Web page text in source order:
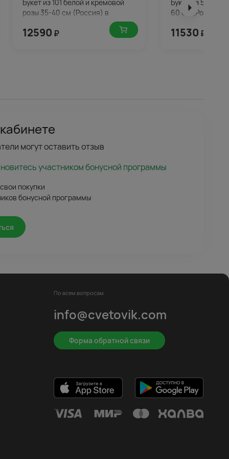
Букет из 101 белой и кремовой
розы 35-40 см (Россия) в
12590 ₽
Букет из 51
60 см (Россия)
11530 ₽
могут оставить отзыв
участником бонусной программы
покупки
бонусной программы
По всем вопросам
info@cvetovik.com
Форма обратной связи